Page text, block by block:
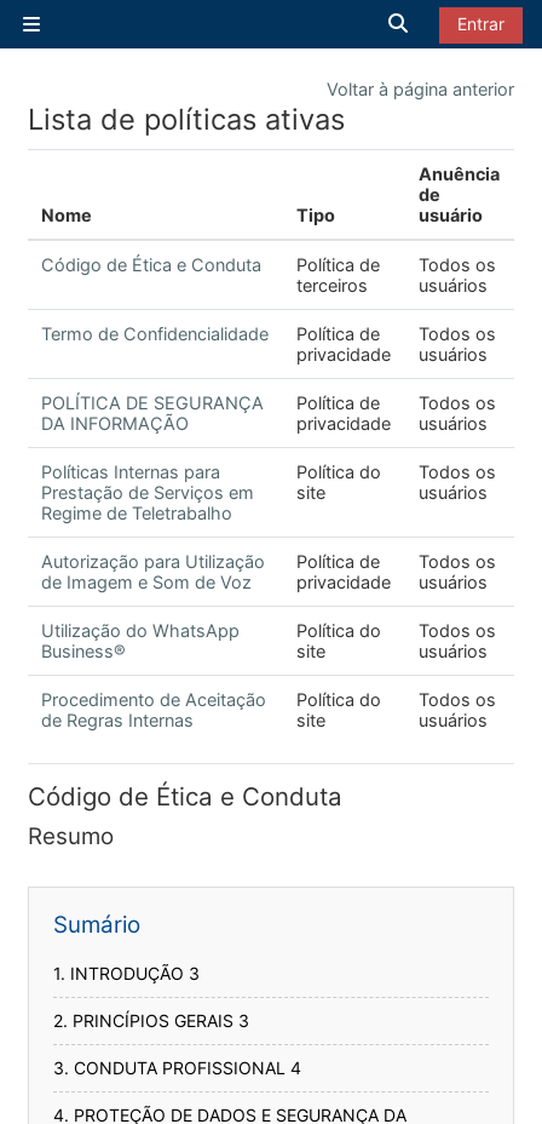
Painel lateral
Alternar
Entrar
Voltar à página anterior
Lista de políticas ativas
Nome Tipo
Anuência
de
usuário
Código de Ética e Conduta
Política de
terceiros
Todos os
usuários
Termo de Confidencialidade
Política de
privacidade
Todos os
usuários
POLÍTICA DE SEGURANÇA
DA INFORMAÇÃO
Política de
privacidade
Todos os
usuários
Políticas Internas para
Prestação de Serviços em
Regime de Teletrabalho
Política do
site
Todos os
usuários
Autorização para Utilização
de Imagem e Som de Voz
Política de
privacidade
Todos os
usuários
Utilização do WhatsApp
Business®
Política do
site
Todos os
usuários
Procedimento de Aceitação
de Regras Internas
Política do
site
Todos os
usuários
Código de Ética e Conduta
Resumo
Sumário
1. INTRODUÇÃO 3
2. PRINCÍPIOS GERAIS 3
3. CONDUTA PROFISSIONAL 4
4. PROTEÇÃO DE DADOS E SEGURANÇA DA